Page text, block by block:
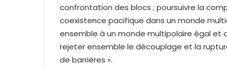
confrontation des blocs ; poursuivre la
coexistence pacifique dans un monde
ensemble à un monde multipolaire égal et
rejeter ensemble le découplage et la
de barrières ».